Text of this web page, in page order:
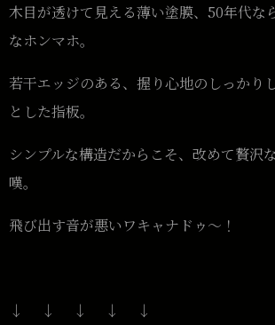
木目が透けて見える薄い塗膜、50年代な
なホンマホ。
若干エッジのある、握り心地のしっかり
とした指板。
シンプルな構造だからこそ、改めて贅沢
嘆。
飛び出す音が悪いワキャナドゥ〜！
↓ ↓ ↓ ↓ ↓